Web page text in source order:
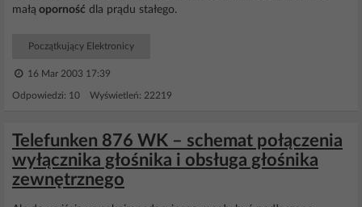
małą oporność dla prądu stałego.
Początkujący Elektronicy
16 Mar 2003 17:39
Odpowiedzi: 10 Wyświetleń: 22219
Telefunken 876 WK – schemat połączenia
wyłącznika głośnika i obsługa głośnika
zewnętrznego